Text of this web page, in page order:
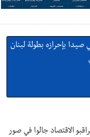
بإحرازه بطولة لبنان
الاقتصاد جالوا في صور